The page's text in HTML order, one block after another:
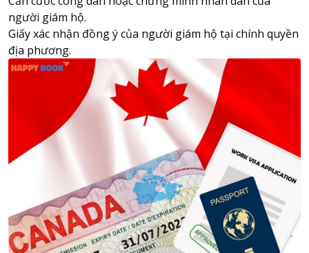
người giám hộ.
Giấy xác nhận đồng ý của người giám hộ tại chính quyền
địa phương.